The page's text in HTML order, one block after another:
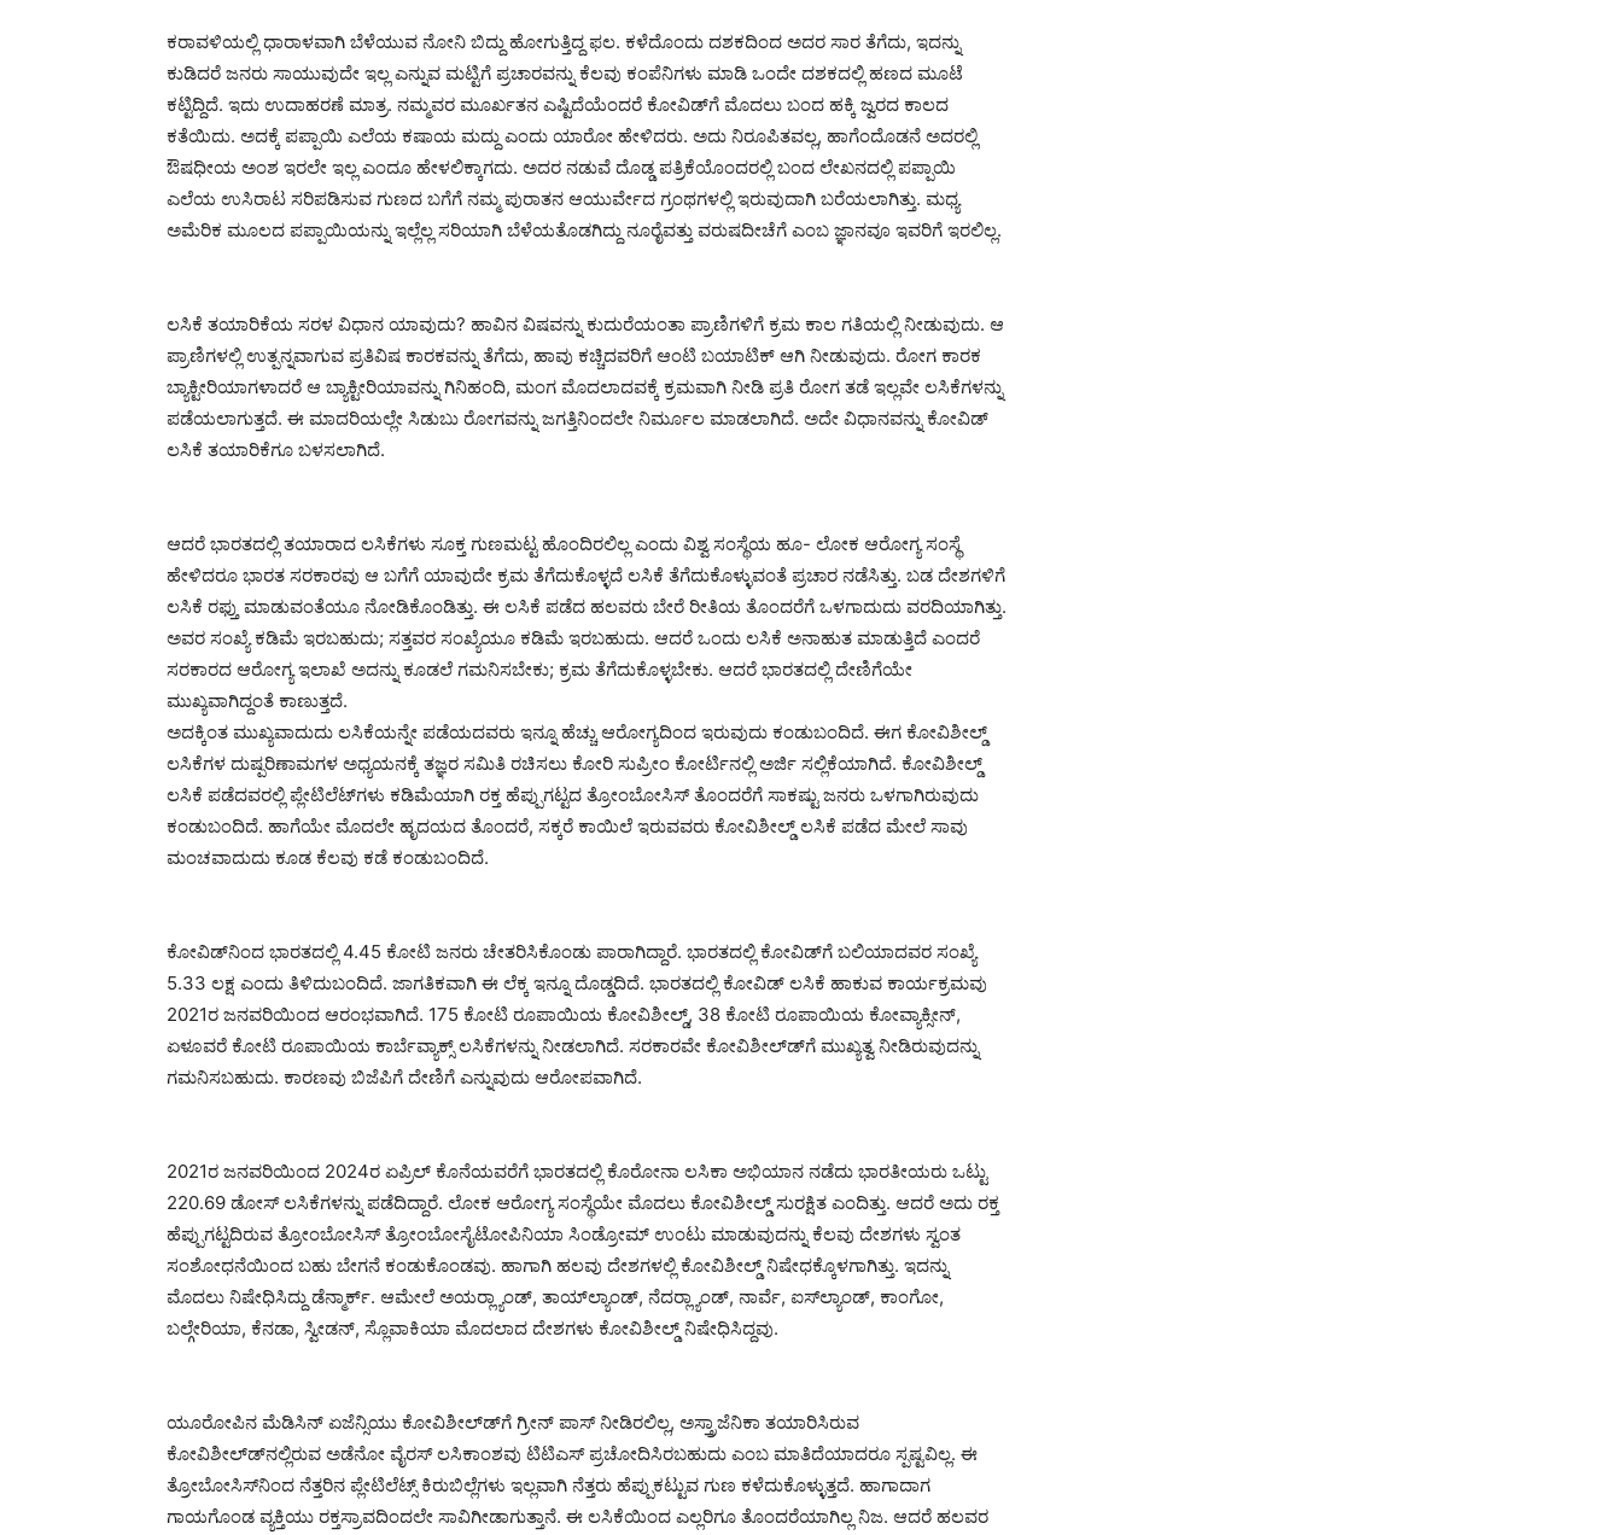
ಕರಾವಳಿಯಲ್ಲಿ ಧಾರಾಳವಾಗಿ ಬೆಳೆಯುವ ನೋನಿ ಬಿದ್ದು ಹೋಗುತ್ತಿದ್ದ ಫಲ. ಕಳೆದೊಂದು ದಶಕದಿಂದ ಅದರ ಸಾರ ತೆಗೆದು, ಇದನ್ನು
ಕುಡಿದರೆ ಜನರು ಸಾಯುವುದೇ ಇಲ್ಲ ಎನ್ನುವ ಮಟ್ಟಿಗೆ ಪ್ರಚಾರವನ್ನು ಕೆಲವು ಕಂಪೆನಿಗಳು ಮಾಡಿ ಒಂದೇ ದಶಕದಲ್ಲಿ ಹಣದ ಮೂಟೆ
ಕಟ್ಟಿದ್ದಿದೆ. ಇದು ಉದಾಹರಣೆ ಮಾತ್ರ. ನಮ್ಮವರ ಮೂರ್ಖತನ ಎಷ್ಟಿದೆಯೆಂದರೆ ಕೋವಿಡ್‍ಗೆ ಮೊದಲು ಬಂದ ಹಕ್ಕಿ ಜ್ವರದ ಕಾಲದ
ಕತೆಯಿದು. ಅದಕ್ಕೆ ಪಪ್ಪಾಯಿ ಎಲೆಯ ಕಷಾಯ ಮದ್ದು ಎಂದು ಯಾರೋ ಹೇಳಿದರು. ಅದು ನಿರೂಪಿತವಲ್ಲ, ಹಾಗೆಂದೊಡನೆ ಅದರಲ್ಲಿ
ಔಷಧೀಯ ಅಂಶ ಇರಲೇ ಇಲ್ಲ ಎಂದೂ ಹೇಳಲಿಕ್ಕಾಗದು. ಅದರ ನಡುವೆ ದೊಡ್ಡ ಪತ್ರಿಕೆಯೊಂದರಲ್ಲಿ ಬಂದ ಲೇಖನದಲ್ಲಿ ಪಪ್ಪಾಯಿ
ಎಲೆಯ ಉಸಿರಾಟ ಸರಿಪಡಿಸುವ ಗುಣದ ಬಗೆಗೆ ನಮ್ಮ ಪುರಾತನ ಆಯುರ್ವೇದ ಗ್ರಂಥಗಳಲ್ಲಿ ಇರುವುದಾಗಿ ಬರೆಯಲಾಗಿತ್ತು. ಮಧ್ಯ
ಅಮೆರಿಕ ಮೂಲದ ಪಪ್ಪಾಯಿಯನ್ನು ಇಲ್ಲೆಲ್ಲ ಸರಿಯಾಗಿ ಬೆಳೆಯತೊಡಗಿದ್ದು ನೂರೈವತ್ತು ವರುಷದೀಚೆಗೆ ಎಂಬ ಜ್ಞಾನವೂ ಇವರಿಗೆ ಇರಲಿಲ್ಲ.
ಲಸಿಕೆ ತಯಾರಿಕೆಯ ಸರಳ ವಿಧಾನ ಯಾವುದು? ಹಾವಿನ ವಿಷವನ್ನು ಕುದುರೆಯಂತಾ ಪ್ರಾಣಿಗಳಿಗೆ ಕ್ರಮ ಕಾಲ ಗತಿಯಲ್ಲಿ ನೀಡುವುದು. ಆ
ಪ್ರಾಣಿಗಳಲ್ಲಿ ಉತ್ಪನ್ನವಾಗುವ ಪ್ರತಿವಿಷ ಕಾರಕವನ್ನು ತೆಗೆದು, ಹಾವು ಕಚ್ಚಿದವರಿಗೆ ಆಂಟಿ ಬಯಾಟಿಕ್ ಆಗಿ ನೀಡುವುದು. ರೋಗ ಕಾರಕ
ಬ್ಯಾಕ್ಟೀರಿಯಾಗಳಾದರೆ ಆ ಬ್ಯಾಕ್ಟೀರಿಯಾವನ್ನು ಗಿನಿಹಂದಿ, ಮಂಗ ಮೊದಲಾದವಕ್ಕೆ ಕ್ರಮವಾಗಿ ನೀಡಿ ಪ್ರತಿ ರೋಗ ತಡೆ ಇಲ್ಲವೇ ಲಸಿಕೆಗಳನ್ನು
ಪಡೆಯಲಾಗುತ್ತದೆ. ಈ ಮಾದರಿಯಲ್ಲೇ ಸಿಡುಬು ರೋಗವನ್ನು ಜಗತ್ತಿನಿಂದಲೇ ನಿರ್ಮೂಲ ಮಾಡಲಾಗಿದೆ. ಅದೇ ವಿಧಾನವನ್ನು ಕೋವಿಡ್
ಲಸಿಕೆ ತಯಾರಿಕೆಗೂ ಬಳಸಲಾಗಿದೆ.
ಆದರೆ ಭಾರತದಲ್ಲಿ ತಯಾರಾದ ಲಸಿಕೆಗಳು ಸೂಕ್ತ ಗುಣಮಟ್ಟ ಹೊಂದಿರಲಿಲ್ಲ ಎಂದು ವಿಶ್ವ ಸಂಸ್ಥೆಯ ಹೂ- ಲೋಕ ಆರೋಗ್ಯ ಸಂಸ್ಥೆ
ಹೇಳಿದರೂ ಭಾರತ ಸರಕಾರವು ಆ ಬಗೆಗೆ ಯಾವುದೇ ಕ್ರಮ ತೆಗೆದುಕೊಳ್ಳದೆ ಲಸಿಕೆ ತೆಗೆದುಕೊಳ್ಳುವಂತೆ ಪ್ರಚಾರ ನಡೆಸಿತ್ತು. ಬಡ ದೇಶಗಳಿಗೆ
ಲಸಿಕೆ ರಫ್ತು ಮಾಡುವಂತೆಯೂ ನೋಡಿಕೊಂಡಿತ್ತು. ಈ ಲಸಿಕೆ ಪಡೆದ ಹಲವರು ಬೇರೆ ರೀತಿಯ ತೊಂದರೆಗೆ ಒಳಗಾದುದು ವರದಿಯಾಗಿತ್ತು.
ಅವರ ಸಂಖ್ಯೆ ಕಡಿಮೆ ಇರಬಹುದು; ಸತ್ತವರ ಸಂಖ್ಯೆಯೂ ಕಡಿಮೆ ಇರಬಹುದು. ಆದರೆ ಒಂದು ಲಸಿಕೆ ಅನಾಹುತ ಮಾಡುತ್ತಿದೆ ಎಂದರೆ
ಸರಕಾರದ ಆರೋಗ್ಯ ಇಲಾಖೆ ಅದನ್ನು ಕೂಡಲೆ ಗಮನಿಸಬೇಕು; ಕ್ರಮ ತೆಗೆದುಕೊಳ್ಳಬೇಕು. ಆದರೆ ಭಾರತದಲ್ಲಿ ದೇಣಿಗೆಯೇ
ಮುಖ್ಯವಾಗಿದ್ದಂತೆ ಕಾಣುತ್ತದೆ.
ಅದಕ್ಕಿಂತ ಮುಖ್ಯವಾದುದು ಲಸಿಕೆಯನ್ನೇ ಪಡೆಯದವರು ಇನ್ನೂ ಹೆಚ್ಚು ಆರೋಗ್ಯದಿಂದ ಇರುವುದು ಕಂಡುಬಂದಿದೆ. ಈಗ ಕೋವಿಶೀಲ್ಡ್
ಲಸಿಕೆಗಳ ದುಷ್ಪರಿಣಾಮಗಳ ಅಧ್ಯಯನಕ್ಕೆ ತಜ್ಞರ ಸಮಿತಿ ರಚಿಸಲು ಕೋರಿ ಸುಪ್ರೀಂ ಕೋರ್ಟಿನಲ್ಲಿ ಅರ್ಜಿ ಸಲ್ಲಿಕೆಯಾಗಿದೆ. ಕೋವಿಶೀಲ್ಡ್
ಲಸಿಕೆ ಪಡೆದವರಲ್ಲಿ ಪ್ಲೇಟಿಲೆಟ್‍ಗಳು ಕಡಿಮೆಯಾಗಿ ರಕ್ತ ಹೆಪ್ಪುಗಟ್ಟದ ತ್ರೋಂಬೋಸಿಸ್ ತೊಂದರೆಗೆ ಸಾಕಷ್ಟು ಜನರು ಒಳಗಾಗಿರುವುದು
ಕಂಡುಬಂದಿದೆ. ಹಾಗೆಯೇ ಮೊದಲೇ ಹೃದಯದ ತೊಂದರೆ, ಸಕ್ಕರೆ ಕಾಯಿಲೆ ಇರುವವರು ಕೋವಿಶೀಲ್ಡ್ ಲಸಿಕೆ ಪಡೆದ ಮೇಲೆ ಸಾವು
ಮಂಚವಾದುದು ಕೂಡ ಕೆಲವು ಕಡೆ ಕಂಡುಬಂದಿದೆ.
ಕೋವಿಡ್‍ನಿಂದ ಭಾರತದಲ್ಲಿ 4.45 ಕೋಟಿ ಜನರು ಚೇತರಿಸಿಕೊಂಡು ಪಾರಾಗಿದ್ದಾರೆ. ಭಾರತದಲ್ಲಿ ಕೋವಿಡ್‍ಗೆ ಬಲಿಯಾದವರ ಸಂಖ್ಯೆ
5.33 ಲಕ್ಷ ಎಂದು ತಿಳಿದುಬಂದಿದೆ. ಜಾಗತಿಕವಾಗಿ ಈ ಲೆಕ್ಕ ಇನ್ನೂ ದೊಡ್ಡದಿದೆ. ಭಾರತದಲ್ಲಿ ಕೋವಿಡ್ ಲಸಿಕೆ ಹಾಕುವ ಕಾರ್ಯಕ್ರಮವು
2021ರ ಜನವರಿಯಿಂದ ಆರಂಭವಾಗಿದೆ. 175 ಕೋಟಿ ರೂಪಾಯಿಯ ಕೋವಿಶೀಲ್ಡ್, 38 ಕೋಟಿ ರೂಪಾಯಿಯ ಕೋವ್ಯಾಕ್ಸೀನ್,
ಏಳೂವರೆ ಕೋಟಿ ರೂಪಾಯಿಯ ಕಾರ್ಬೆವ್ಯಾಕ್ಸ್ ಲಸಿಕೆಗಳನ್ನು ನೀಡಲಾಗಿದೆ. ಸರಕಾರವೇ ಕೋವಿಶೀಲ್ಡ್‍ಗೆ ಮುಖ್ಯತ್ವ ನೀಡಿರುವುದನ್ನು
ಗಮನಿಸಬಹುದು. ಕಾರಣವು ಬಿಜೆಪಿಗೆ ದೇಣಿಗೆ ಎನ್ನುವುದು ಆರೋಪವಾಗಿದೆ.
2021ರ ಜನವರಿಯಿಂದ 2024ರ ಏಪ್ರಿಲ್ ಕೊನೆಯವರೆಗೆ ಭಾರತದಲ್ಲಿ ಕೊರೋನಾ ಲಸಿಕಾ ಅಭಿಯಾನ ನಡೆದು ಭಾರತೀಯರು ಒಟ್ಟು
220.69 ಡೋಸ್ ಲಸಿಕೆಗಳನ್ನು ಪಡೆದಿದ್ದಾರೆ. ಲೋಕ ಆರೋಗ್ಯ ಸಂಸ್ಥೆಯೇ ಮೊದಲು ಕೋವಿಶೀಲ್ಡ್ ಸುರಕ್ಷಿತ ಎಂದಿತ್ತು. ಆದರೆ ಅದು ರಕ್ತ
ಹೆಪ್ಪುಗಟ್ಟದಿರುವ ತ್ರೋಂಬೋಸಿಸ್ ತ್ರೋಂಬೋಸೈಟೋಪಿನಿಯಾ ಸಿಂಡ್ರೋಮ್ ಉಂಟು ಮಾಡುವುದನ್ನು ಕೆಲವು ದೇಶಗಳು ಸ್ವಂತ
ಸಂಶೋಧನೆಯಿಂದ ಬಹು ಬೇಗನೆ ಕಂಡುಕೊಂಡವು. ಹಾಗಾಗಿ ಹಲವು ದೇಶಗಳಲ್ಲಿ ಕೋವಿಶೀಲ್ಡ್ ನಿಷೇಧಕ್ಕೊಳಗಾಗಿತ್ತು. ಇದನ್ನು
ಮೊದಲು ನಿಷೇಧಿಸಿದ್ದು ಡೆನ್ಮಾರ್ಕ್. ಆಮೇಲೆ ಅಯರ್‍ಲ್ಯಾಂಡ್, ತಾಯ್‍ಲ್ಯಾಂಡ್, ನೆದರ್‍ಲ್ಯಾಂಡ್, ನಾರ್ವೆ, ಐಸ್‍ಲ್ಯಾಂಡ್, ಕಾಂಗೋ,
ಬಲ್ಗೇರಿಯಾ, ಕೆನಡಾ, ಸ್ವೀಡನ್, ಸ್ಲೊವಾಕಿಯಾ ಮೊದಲಾದ ದೇಶಗಳು ಕೋವಿಶೀಲ್ಡ್ ನಿಷೇಧಿಸಿದ್ದವು.
ಯೂರೋಪಿನ ಮೆಡಿಸಿನ್ ಏಜೆನ್ಸಿಯು ಕೋವಿಶೀಲ್ಡ್‍ಗೆ ಗ್ರೀನ್ ಪಾಸ್ ನೀಡಿರಲಿಲ್ಲ, ಅಸ್ತ್ರಾಜೆನಿಕಾ ತಯಾರಿಸಿರುವ
ಕೋವಿಶೀಲ್ಡ್‍ನಲ್ಲಿರುವ ಅಡೆನೋ ವೈರಸ್ ಲಸಿಕಾಂಶವು ಟಿಟಿಎಸ್ ಪ್ರಚೋದಿಸಿರಬಹುದು ಎಂಬ ಮಾತಿದೆಯಾದರೂ ಸ್ಪಷ್ಟವಿಲ್ಲ. ಈ
ತ್ರೋಬೋಸಿಸ್‍ನಿಂದ ನೆತ್ತರಿನ ಪ್ಲೇಟಿಲೆಟ್ಸ್ ಕಿರುಬಿಲ್ಲೆಗಳು ಇಲ್ಲವಾಗಿ ನೆತ್ತರು ಹೆಪ್ಪುಕಟ್ಟುವ ಗುಣ ಕಳೆದುಕೊಳ್ಳುತ್ತದೆ. ಹಾಗಾದಾಗ
ಗಾಯಗೊಂಡ ವ್ಯಕ್ತಿಯು ರಕ್ತಸ್ರಾವದಿಂದಲೇ ಸಾವಿಗೀಡಾಗುತ್ತಾನೆ. ಈ ಲಸಿಕೆಯಿಂದ ಎಲ್ಲರಿಗೂ ತೊಂದರೆಯಾಗಿಲ್ಲ ನಿಜ. ಆದರೆ ಹಲವರ